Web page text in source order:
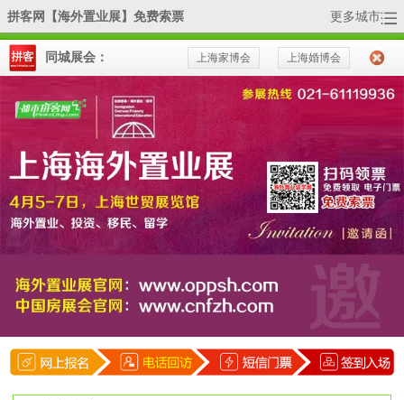
活动详情
拼客网【海外置业展】免费索票 更多城市
同城展会： 上海家博会 上海婚博会